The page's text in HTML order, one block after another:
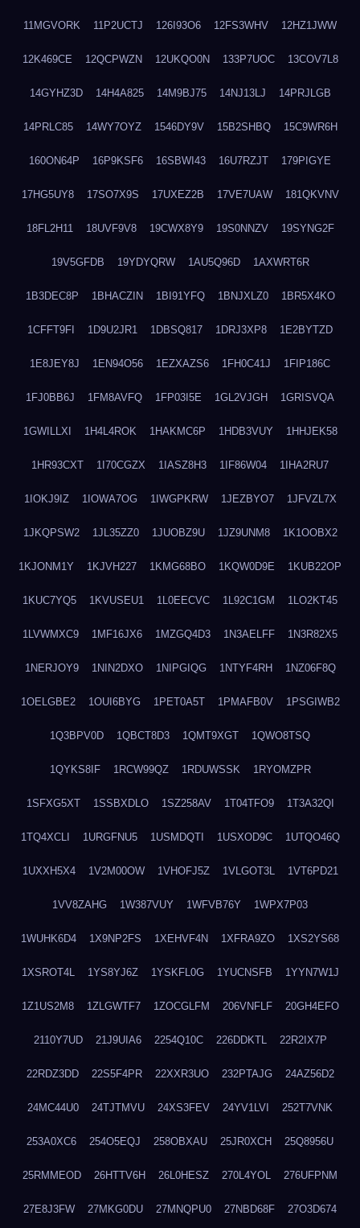
11MGVORK 11P2UCTJ 126I93O6 12FS3WHV 12HZ1JWW
12K469CE 12QCPWZN 12UKQO0N 133P7UOC 13COV7L8
14GYHZ3D 14H4A825 14M9BJ75 14NJ13LJ 14PRJLGB
14PRLC85 14WY7OYZ 1546DY9V 15B2SHBQ 15C9WR6H
160ON64P 16P9KSF6 16SBWI43 16U7RZJT 179PIGYE
17HG5UY8 17SO7X9S 17UXEZ2B 17VE7UAW 181QKVNV
18FL2H11 18UVF9V8 19CWX8Y9 19S0NNZV 19SYNG2F
19V5GFDB 19YDYQRW 1AU5Q96D 1AXWRT6R
1B3DEC8P 1BHACZIN 1BI91YFQ 1BNJXLZ0 1BR5X4KO
1CFFT9FI 1D9U2JR1 1DBSQ817 1DRJ3XP8 1E2BYTZD
1E8JEY8J 1EN94O56 1EZXAZS6 1FH0C41J 1FIP186C
1FJ0BB6J 1FM8AVFQ 1FP03I5E 1GL2VJGH 1GRISVQA
1GWILLXI 1H4L4ROK 1HAKMC6P 1HDB3VUY 1HHJEK58
1HR93CXT 1I70CGZX 1IASZ8H3 1IF86W04 1IHA2RU7
1IOKJ9IZ 1IOWA7OG 1IWGPKRW 1JEZBYO7 1JFVZL7X
1JKQPSW2 1JL35ZZ0 1JUOBZ9U 1JZ9UNM8 1K1OOBX2
1KJONM1Y 1KJVH227 1KMG68BO 1KQW0D9E 1KUB22OP
1KUC7YQ5 1KVUSEU1 1L0EECVC 1L92C1GM 1LO2KT45
1LVWMXC9 1MF16JX6 1MZGQ4D3 1N3AELFF 1N3R82X5
1NERJOY9 1NIN2DXO 1NIPGIQG 1NTYF4RH 1NZ06F8Q
1OELGBE2 1OUI6BYG 1PET0A5T 1PMAFB0V 1PSGIWB2
1Q3BPV0D 1QBCT8D3 1QMT9XGT 1QWO8TSQ
1QYKS8IF 1RCW99QZ 1RDUWSSK 1RYOMZPR
1SFXG5XT 1SSBXDLO 1SZ258AV 1T04TFO9 1T3A32QI
1TQ4XCLI 1URGFNU5 1USMDQTI 1USXOD9C 1UTQO46Q
1UXXH5X4 1V2M00OW 1VHOFJ5Z 1VLGOT3L 1VT6PD21
1VV8ZAHG 1W387VUY 1WFVB76Y 1WPX7P03
1WUHK6D4 1X9NP2FS 1XEHVF4N 1XFRA9ZO 1XS2YS68
1XSROT4L 1YS8YJ6Z 1YSKFL0G 1YUCNSFB 1YYN7W1J
1Z1US2M8 1ZLGWTF7 1ZOCGLFM 206VNFLF 20GH4EFO
2110Y7UD 21J9UIA6 2254Q10C 226DDKTL 22R2IX7P
22RDZ3DD 22S5F4PR 22XXR3UO 232PTAJG 24AZ56D2
24MC44U0 24TJTMVU 24XS3FEV 24YV1LVI 252T7VNK
253A0XC6 254O5EQJ 258OBXAU 25JR0XCH 25Q8956U
25RMMEOD 26HTTV6H 26L0HESZ 270L4YOL 276UFPNM
27E8J3FW 27MKG0DU 27MNQPU0 27NBD68F 27O3D674